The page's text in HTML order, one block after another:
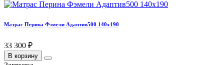
Матрас Перина Фэмели Адаптив500 140х190
33 300 ₽
В корзину